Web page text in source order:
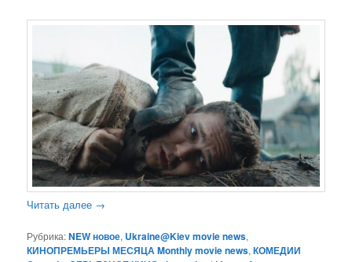
Читать далее →
Рубрика:NEW новое, Ukraine@Kiev movie news,
КИНОПРЕМЬЕРЫ МЕСЯЦА Monthly movie news,КОМЕДИИ